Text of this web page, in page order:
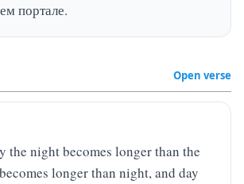
портале.
Open verse
the night becomes longer than the
longer than night, and day